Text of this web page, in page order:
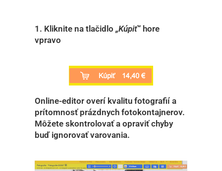
1. Kliknite na tlačidlo „Kúpiť“ hore
vpravo
Online-editor overí kvalitu fotografií a
prítomnosť prázdnych fotokontajnerov.
Môžete skontrolovať a opraviť chyby
buď ignorovať varovania.